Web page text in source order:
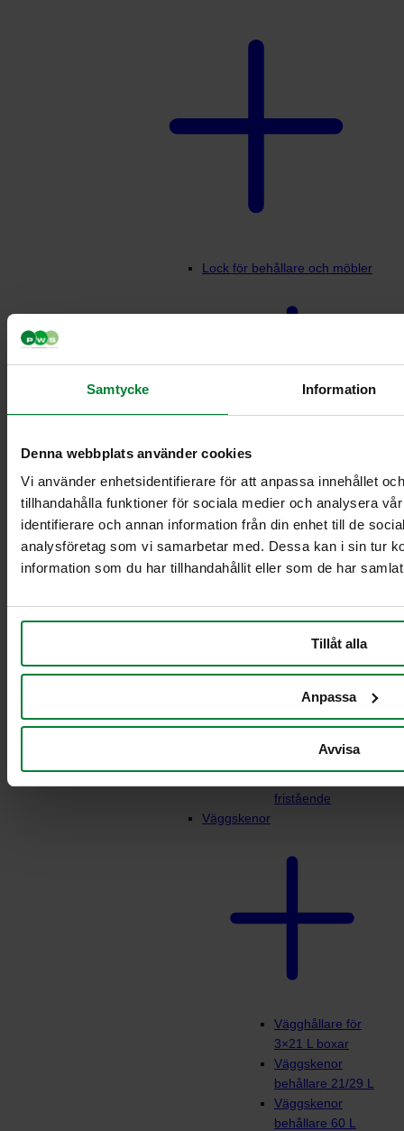
Samtycke Information
Denna webbplats använder cookies
Vi använder enhetsidentifierare för att anpassa innehållet
tillhandahålla funktioner för sociala medier och analysera
identifierare och annan information från din enhet till de
analysföretag som vi samarbetar med. Dessa kan i sin tur
information som du har tillhandahållit eller som de har
Tillåt alla
Anpassa
Avvisa
Lock för behållare och möbler
Lock möbler –
Runt
Lock möbler –
Rektangulärt
Dispenser för matavfallspåsar
Dispenser
fristående
Väggskenor
Vägghållare för
3×21 L boxar
Väggskenor
behållare 21/29 L
Väggskenor
behållare 60 L